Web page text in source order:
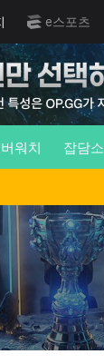
e스포츠
워치 잡담소